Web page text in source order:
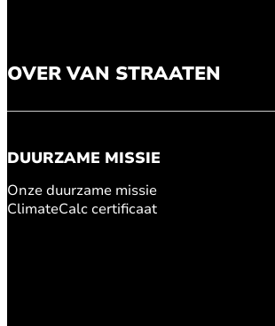
OVER VAN STRAATEN
DUURZAME MISSIE
Onze duurzame missie
ClimateCalc certificaat